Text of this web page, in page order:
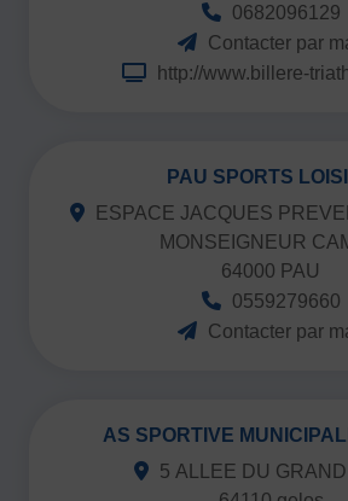
0682096129
Contacter par
http://www.billere-
PAU SPORTS
ESPACE JACQUES
MONSEIGNEUR
64000 PAU
0559279660
Contacter par
AS SPORTIVE
5 ALLEE DU